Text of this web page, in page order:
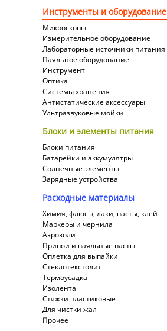
Инструменты и оборудование
Микроскопы
Измерительное оборудование
Лабораторные источники питания
Паяльное оборудование
Инструмент
Оптика
Системы хранения
Антистатические аксессуары
Ультразвуковые мойки
Блоки и элементы питания
Блоки питания
Батарейки и аккумулятры
Солнечные элементы
Зарядные устройства
Расходные материалы
Химия, флюсы, лаки, пасты, клей
Маркеры и чернила
Аэрозоли
Припои и паяльные пасты
Оплетка для выпайки
Cтеклотекстолит
Термоусадка
Изолента
Стяжки пластиковые
Для чистки жал
Прочее